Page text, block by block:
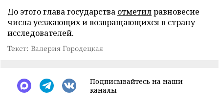
До этого глава государства отметилравновесие
числа уезжающих и возвращающихся в страну
исследователей.
Текст: Валерия Городецкая
Подписывайтесь на наши
каналы